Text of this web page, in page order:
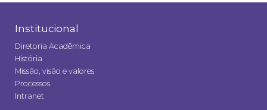
Institucional
Diretoria Acadêmica
História
Missão, visão e valores
Processos
Intranet